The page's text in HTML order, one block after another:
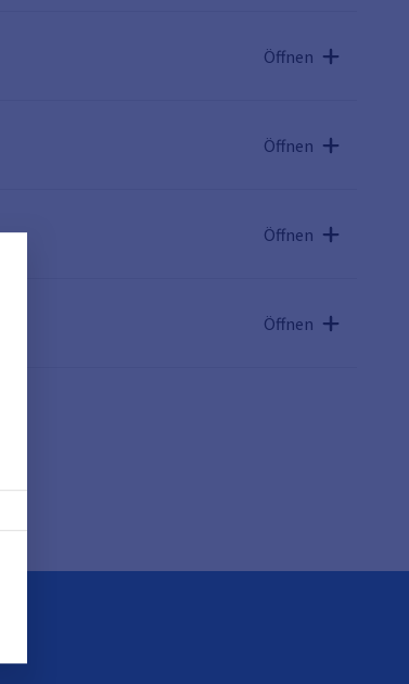
Öffnen
Öffnen
Öffnen
Öffnen